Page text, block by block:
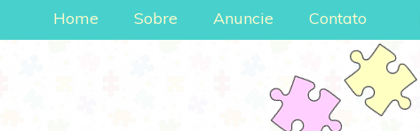
Home Sobre Anuncie Contato